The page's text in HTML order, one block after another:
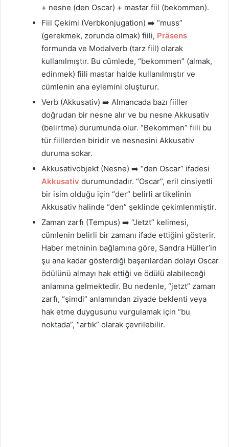
+ nesne (den Oscar) + mastar fiil (bekommen).
Fiil Çekimi (Verbkonjugation) ➡️ “muss”
(gerekmek, zorunda olmak) fiili, Präsens
formunda ve Modalverb (tarz fiil) olarak
kullanılmıştır. Bu cümlede, “bekommen” (almak,
edinmek) fiili mastar halde kullanılmıştır ve
cümlenin ana eylemini oluşturur.
Verb (Akkusativ) ➡️ Almancada bazı fiiller
doğrudan bir nesne alır ve bu nesne Akkusativ
(belirtme) durumunda olur. “Bekommen” fiili bu
tür fiillerden biridir ve nesnesini Akkusativ
duruma sokar.
Akkusativobjekt (Nesne) ➡️ “den Oscar” ifadesi
Akkusativ durumundadır. “Oscar”, eril cinsiyetli
bir isim olduğu için “der” belirli artikelinin
Akkusativ halinde “den” şeklinde çekimlenmiştir.
Zaman zarfı (Tempus) ➡️ “Jetzt” kelimesi,
cümlenin belirli bir zamanı ifade ettiğini gösterir.
Haber metninin bağlamına göre, Sandra Hüller’in
şu ana kadar gösterdiği başarılardan dolayı Oscar
ödülünü almayı hak ettiği ve ödülü alabileceği
anlamına gelmektedir. Bu nedenle, “jetzt” zaman
zarfı, “şimdi” anlamından ziyade beklenti veya
hak etme duygusunu vurgulamak için “bu
noktada”, “artık” olarak çevrilebilir.